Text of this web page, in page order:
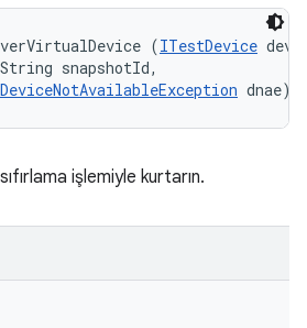
(ITestDevice
snapshotId,
DeviceNotAvailableException dnae)
işlemiyle kurtarın.